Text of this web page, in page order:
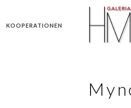
KOOPERATIONEN